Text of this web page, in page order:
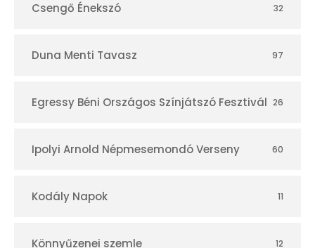
Csengő Énekszó 32
Duna Menti Tavasz 97
Egressy Béni Országos Színjátszó Fesztivál 26
Ipolyi Arnold Népmesemondó Verseny 60
Kodály Napok 11
Könnyűzenei szemle 12